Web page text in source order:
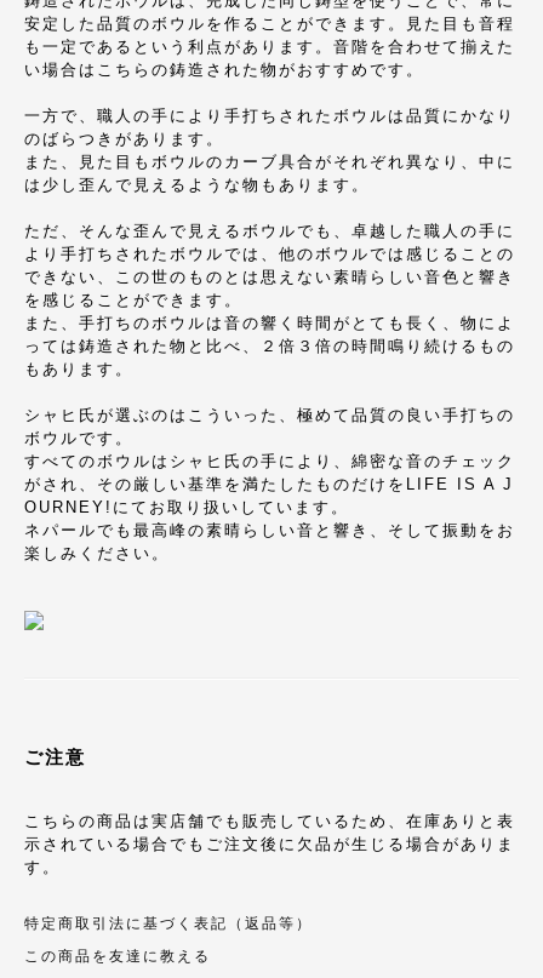
安定した品質のボウルを作ることができます。見た目も音程
も一定であるという利点があります。音階を合わせて揃えた
い場合はこちらの鋳造された物がおすすめです。
一方で、職人の手により手打ちされたボウルは品質にかなり
のばらつきがあります。
また、見た目もボウルのカーブ具合がそれぞれ異なり、中に
は少し歪んで見えるような物もあります。
ただ、そんな歪んで見えるボウルでも、卓越した職人の手に
より手打ちされたボウルでは、他のボウルでは感じることの
できない、この世のものとは思えない素晴らしい音色と響き
を感じることができます。
また、手打ちのボウルは音の響く時間がとても長く、物によ
っては鋳造された物と比べ、２倍３倍の時間鳴り続けるもの
もあります。
シャヒ氏が選ぶのはこういった、極めて品質の良い手打ちの
ボウルです。
すべてのボウルはシャヒ氏の手により、綿密な音のチェック
がされ、その厳しい基準を満たしたものだけをLIFE IS A J
OURNEY!にてお取り扱いしています。
ネパールでも最高峰の素晴らしい音と響き、そして振動をお
楽しみください。
ご注意
こちらの商品は実店舗でも販売しているため、在庫ありと表
示されている場合でもご注文後に欠品が生じる場合がありま
す。
特定商取引法に基づく表記（返品等）
この商品を友達に教える